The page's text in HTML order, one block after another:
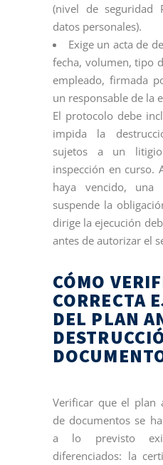
(nivel de seguridad
datos personales).
Exige un acta de
fecha, volumen, tipo
empleado, firmada
un responsable de la
El protocolo debe
impida la
sujetos a un
inspección en curso.
haya vencido, una
suspende la
dirige la ejecución
antes de autorizar el
CÓMO
CORRECTA
DEL PLAN
Verificar que el plan
de documentos se
a lo previsto
diferenciados: la